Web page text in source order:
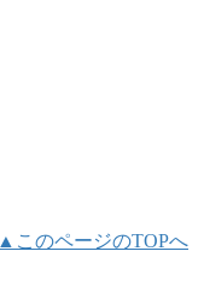
▲このページのTOPへ